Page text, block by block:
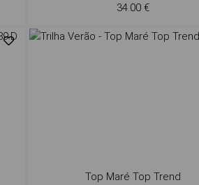
34.00 €
Top Maré Top Trend